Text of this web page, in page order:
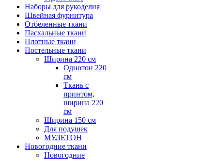
Наборы для рукоделия
Швейная фурнитура
Отбеленные ткани
Пасхальные ткани
Плотные ткани
Постельные ткани
Ширина 220 см
Однотон 220
см
Ткань с
принтом,
ширина 220
см
Ширина 150 см
Для подушек
МУЛЕТОН
Новогодние ткани
Новогодние